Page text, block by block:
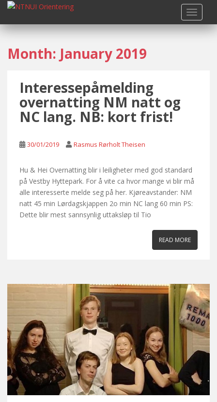
i
Month: January 2019
Interessepåmelding
overnatting NM natt og
NC lang. NB: kort frist!
30/01/2019 Rasmus Rørholt Theisen
Hu & Hei Overnatting blir i leiligheter med god standard
på Vestby Hyttepark. For å vite ca hvor mange vi blir må
alle interesserte melde seg på her. Kjøreavstander: NM
natt 45 min Lørdagskjappen 2o min NC lang 60 min PS:
Dette blir mest sannsynlig uttaksløp til Tio
READ MORE